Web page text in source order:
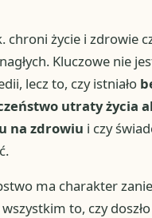
chroni życie i zdrowie
Kluczowe nie
lecz to, czy istniało
utraty życia
na zdrowiu i czy
ma charakter
to, czy